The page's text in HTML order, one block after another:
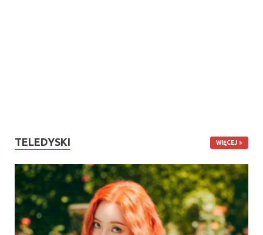
TELEDYSKI WIĘCEJ